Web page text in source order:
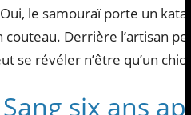
le samouraï porte un
Derrière l’artisan
se révéler n’être qu’un
six ans